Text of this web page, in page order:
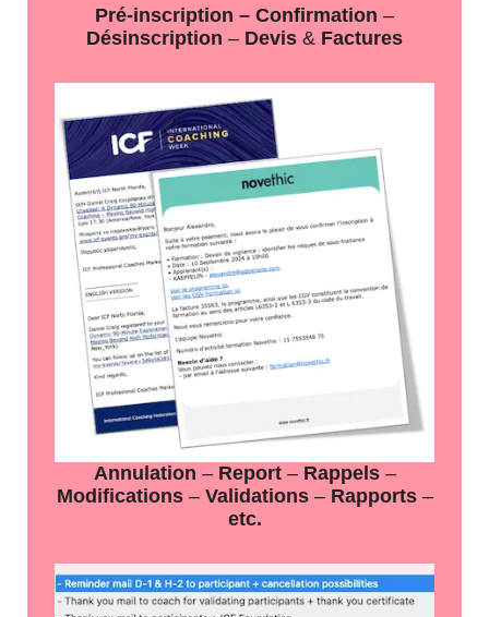
Pré-inscription – Confirmation –
Désinscription – Devis & Factures
Annulation – Report– Rappels–
Modifications– Validations– Rapports–
etc.